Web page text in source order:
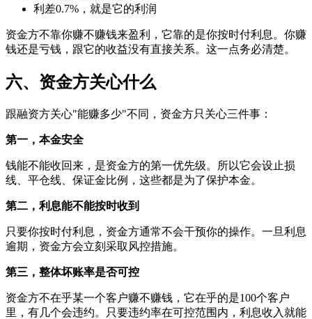
利差0.7%，就是它的利润
资金方不靠你赚不赚钱来盈利，它靠的是你按时付利息。你赚
钱还是亏钱，跟它的收益没有直接关系。这一点务必清楚。
六、资金方关心什么
跟融资方关心"能赚多少"不同，资金方只关心三件事：
第一，本金安全
钱能不能收回来，是资金方的第一优先级。所以它会设止损
线、平仓线、保证金比例，这些都是为了保护本金。
第二，利息能不能按时收到
只要你按时付利息，资金方通常不会干预你的操作。一旦利息
逾期，资金方会立刻采取风控措施。
第三，整体坏账率是否可控
资金方不在乎某一个客户赚不赚钱，它在乎的是100个客户
里，有几个会违约。只要违约率在可控范围内，利息收入就能